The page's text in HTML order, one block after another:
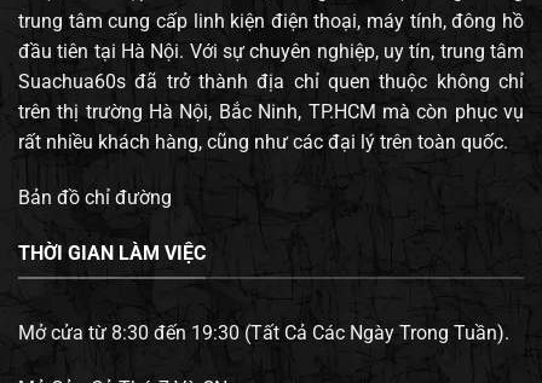
trung tâm cung cấp linh kiện điện thoại, máy tính, đông hồ
đầu tiên tại Hà Nội. Với sự chuyên nghiệp, uy tín, trung tâm
Suachua60s đã trở thành địa chỉ quen thuộc không chỉ
trên thị trường Hà Nội, Bắc Ninh, TP.HCM mà còn phục vụ
rất nhiều khách hàng, cũng như các đại lý trên toàn quốc.
Bản đồ chỉ đường
THỜI GIAN LÀM VIỆC
Mở cửa từ 8:30 đến 19:30 (Tất Cả Các Ngày Trong Tuần).